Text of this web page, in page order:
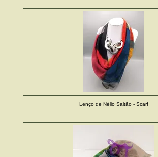
Lenço de Nélio Saltão - Scarf